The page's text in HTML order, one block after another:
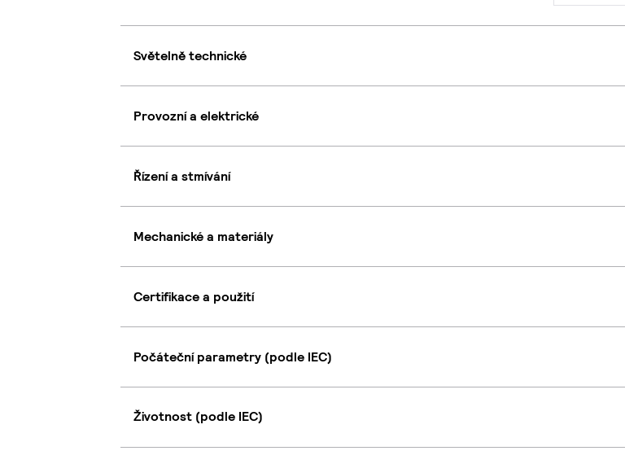
Světelně technické
Provozní a elektrické
Řízení a stmívání
Mechanické a materiály
Certifikace a použití
Počáteční parametry (podle IEC)
Životnost (podle IEC)